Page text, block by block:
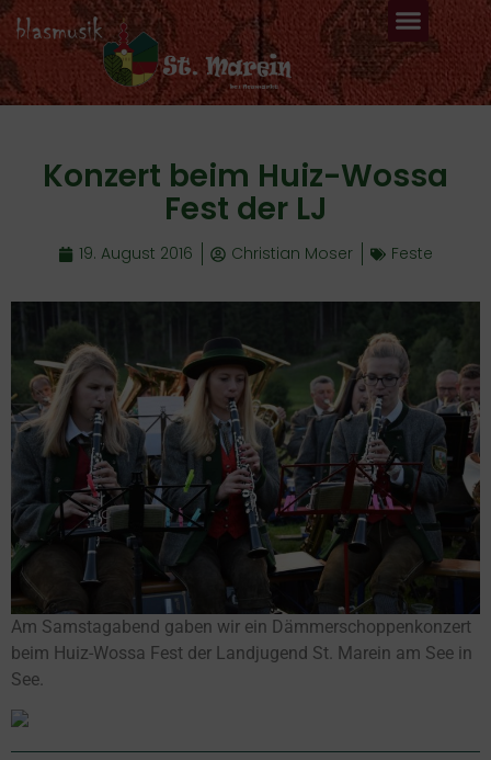
Konzert beim Huiz-Wossa
Fest der LJ
19. August 2016 Christian Moser Feste
Am Samstagabend gaben wir ein Dämmerschoppenkonzert
beim Huiz-Wossa Fest der Landjugend St. Marein am See in
See.